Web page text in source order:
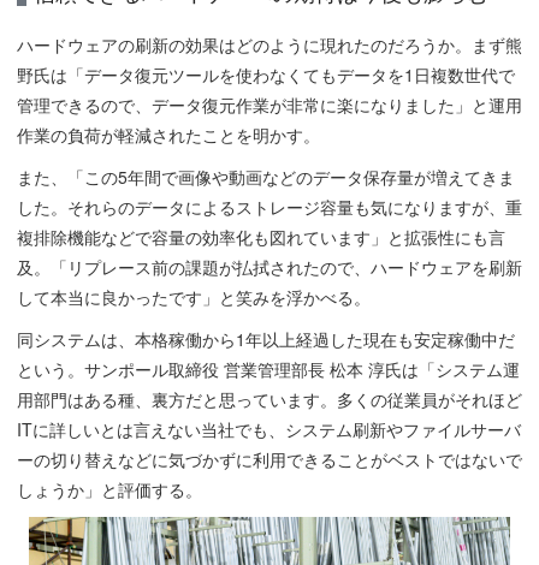
ハードウェアの刷新の効果はどのように現れたのだろうか。まず熊
野氏は「データ復元ツールを使わなくてもデータを1日複数世代で
管理できるので、データ復元作業が非常に楽になりました」と運用
作業の負荷が軽減されたことを明かす。
また、「この5年間で画像や動画などのデータ保存量が増えてきま
した。それらのデータによるストレージ容量も気になりますが、重
複排除機能などで容量の効率化も図れています」と拡張性にも言
及。「リプレース前の課題が払拭されたので、ハードウェアを刷新
して本当に良かったです」と笑みを浮かべる。
同システムは、本格稼働から1年以上経過した現在も安定稼働中だ
という。サンポール取締役 営業管理部長 松本 淳氏は「システム運
用部門はある種、裏方だと思っています。多くの従業員がそれほど
ITに詳しいとは言えない当社でも、システム刷新やファイルサーバ
ーの切り替えなどに気づかずに利用できることがベストではないで
しょうか」と評価する。